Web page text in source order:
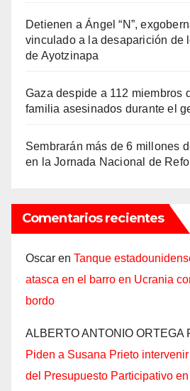
Detienen a Ángel “N”,
vinculado a la desaparición de
de Ayotzinapa
Gaza despide a 112 miembros
familia asesinados durante el
Sembrarán más de 6 millones
en la Jornada Nacional de
Comentarios recientes
Oscar en Tanque
atasca en el barro en Ucrania
bordo
ALBERTO ANTONIO ORTEGA
Piden a Susana Prieto
del Presupuesto Participativo